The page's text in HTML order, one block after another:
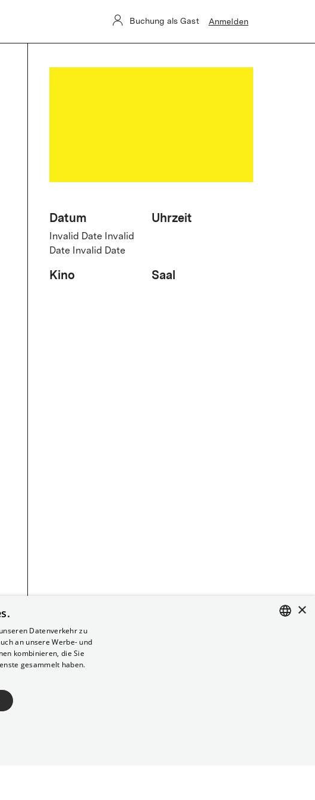
Buchung als Gast Anmelden
Datum
Invalid Date Invalid
Date Invalid Date
Uhrzeit
Kino Saal
×
Datenverkehr zu
an unsere Werbe- und
kombinieren, die Sie
gesammelt haben.